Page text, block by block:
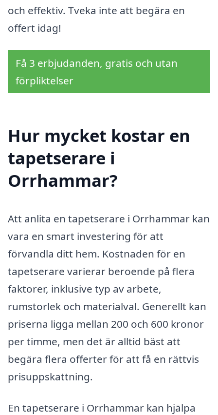
och effektiv. Tveka inte att begära en
offert idag!
Få 3 erbjudanden, gratis och utan
förpliktelser
Hur mycket kostar en
tapetserare i
Orrhammar?
Att anlita en tapetserare i Orrhammar kan
vara en smart investering för att
förvandla ditt hem. Kostnaden för en
tapetserare varierar beroende på flera
faktorer, inklusive typ av arbete,
rumstorlek och materialval. Generellt kan
priserna ligga mellan 200 och 600 kronor
per timme, men det är alltid bäst att
begära flera offerter för att få en rättvis
prisuppskattning.
En tapetserare i Orrhammar kan hjälpa